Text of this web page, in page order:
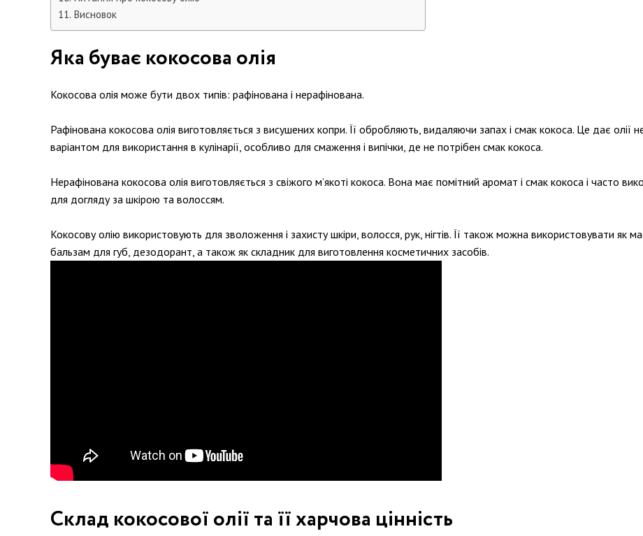
Висновок
Яка буває кокосова олія
Кокосова олія може бути двох типів: рафінована і нерафінована.
Рафінована кокосова олія виготовляється з висушених копри. Її обробляють, видаляючи запах і смак кокоса. Це дає олії
варіантом для використання в кулінарії, особливо для смаження і випічки, де не потрібен смак кокоса.
Нерафінована кокосова олія виготовляється з свіжого м’якоті кокоса. Вона має помітний аромат і смак кокоса і часто
для догляду за шкірою та волоссям.
Кокосову олію використовують для зволоження і захисту шкіри, волосся, рук, нігтів. Її також можна використовувати як
бальзам для губ, дезодорант, а також як складник для виготовлення косметичних засобів.
Склад кокосової олії та її харчова цінність